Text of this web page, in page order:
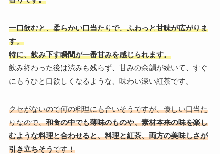
一口飲むと、柔らかい口当たりで、ふわっと甘味が広がりま
す。
特に、飲み下す瞬間が一番甘みを感じられます。
飲み終わった後は渋みも残らず、甘みの余韻が続いて、すぐ
にもうひと口欲しくなるような、味わい深い紅茶です。
クセがないので何の料理にも合いそうですが、優しい口当た
りなので、和食の中でも薄味のものや、素材本来の味を楽し
むような料理と合わせると、料理と紅茶、両方の美味しさが
引き立ちそうです！